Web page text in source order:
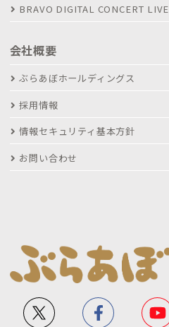
BRAVO DIGITAL CONCERT LIVE
会社概要
ぶらあぼホールディングス
採用情報
情報セキュリティ基本方針
お問い合わせ